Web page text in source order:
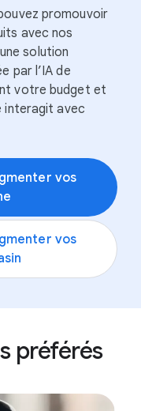
promouvoir
avec nos
solution
par l’IA de
votre budget et
interagit avec
vos
vos
préférés